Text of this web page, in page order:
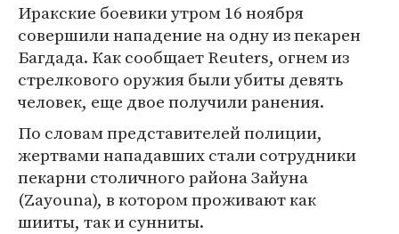
Иракские боевики утром 16 ноября
совершили нападение на одну из пекарен
Багдада. Как сообщает Reuters, огнем из
стрелкового оружия были убиты девять
человек, еще двое получили ранения.
По словам представителей полиции,
жертвами нападавших стали сотрудники
пекарни столичного района Зайуна
(Zayouna), в котором проживают как
шииты, так и сунниты.